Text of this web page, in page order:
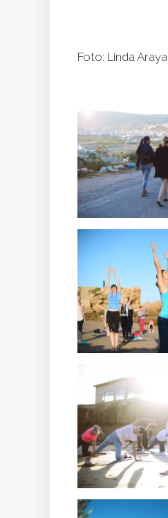
Foto: Linda Araya